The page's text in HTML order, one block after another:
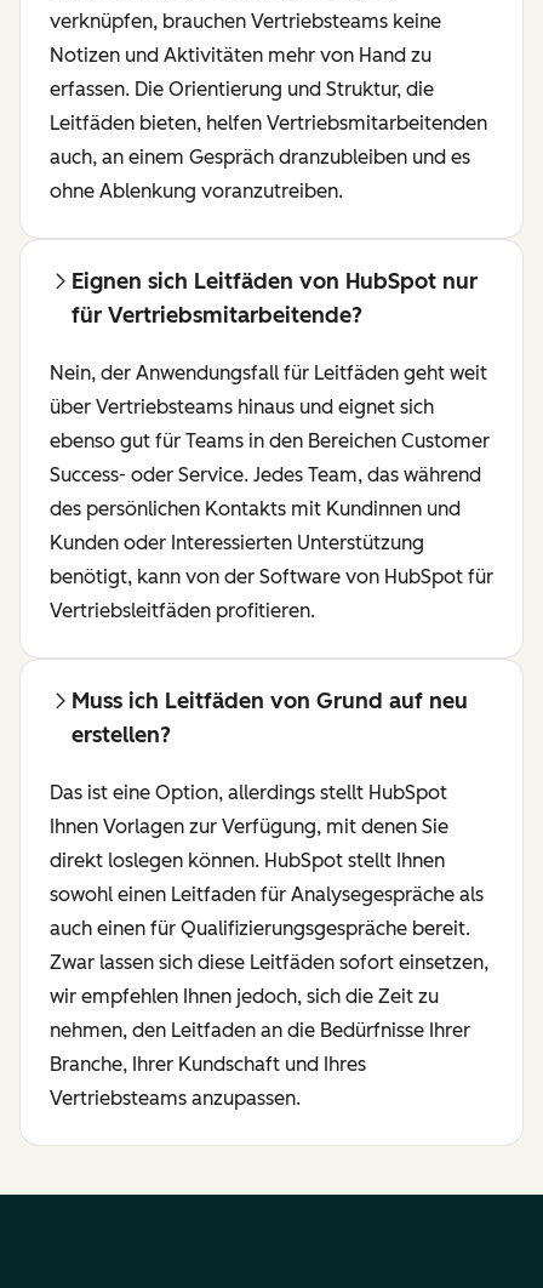
verknüpfen, brauchen Vertriebsteams keine
Notizen und Aktivitäten mehr von Hand zu
erfassen. Die Orientierung und Struktur, die
Leitfäden bieten, helfen Vertriebsmitarbeitenden
auch, an einem Gespräch dranzubleiben und es
ohne Ablenkung voranzutreiben.
Eignen sich Leitfäden von HubSpot nur
für Vertriebsmitarbeitende?
Nein, der Anwendungsfall für Leitfäden geht weit
über Vertriebsteams hinaus und eignet sich
ebenso gut für Teams in den Bereichen Customer
Success- oder Service. Jedes Team, das während
des persönlichen Kontakts mit Kundinnen und
Kunden oder Interessierten Unterstützung
benötigt, kann von der Software von HubSpot für
Vertriebsleitfäden profitieren.
Muss ich Leitfäden von Grund auf neu
erstellen?
Das ist eine Option, allerdings stellt HubSpot
Ihnen Vorlagen zur Verfügung, mit denen Sie
direkt loslegen können. HubSpot stellt Ihnen
sowohl einen Leitfaden für Analysegespräche als
auch einen für Qualifizierungsgespräche bereit.
Zwar lassen sich diese Leitfäden sofort einsetzen,
wir empfehlen Ihnen jedoch, sich die Zeit zu
nehmen, den Leitfaden an die Bedürfnisse Ihrer
Branche, Ihrer Kundschaft und Ihres
Vertriebsteams anzupassen.